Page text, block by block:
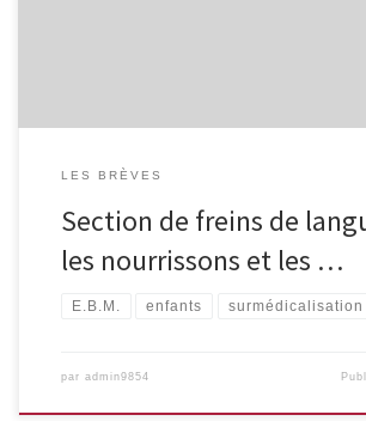
LES BRÈVES
Section de freins de
les nourrissons et les …
E.B.M. enfants surmédicalisation
par admin9854